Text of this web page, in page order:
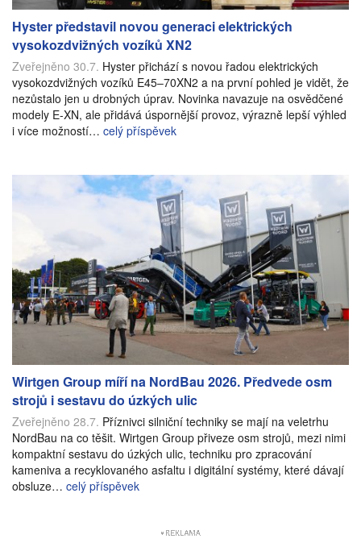
Hyster představil novou generaci elektrických
vysokozdvižných vozíků XN2
Zveřejněno 30.7. Hyster přichází s novou řadou elektrických
vysokozdvižných vozíků E45–70XN2 a na první pohled je vidět, že
nezůstalo jen u drobných úprav. Novinka navazuje na osvědčené
modely E-XN, ale přidává úspornější provoz, výrazně lepší výhled
i více možností… celý příspěvek
Wirtgen Group míří na NordBau 2026. Předvede osm
strojů i sestavu do úzkých ulic
Zveřejněno 28.7. Příznivci silniční techniky se mají na veletrhu
NordBau na co těšit. Wirtgen Group přiveze osm strojů, mezi nimi
kompaktní sestavu do úzkých ulic, techniku pro zpracování
kameniva a recyklovaného asfaltu i digitální systémy, které dávají
obsluze… celý příspěvek